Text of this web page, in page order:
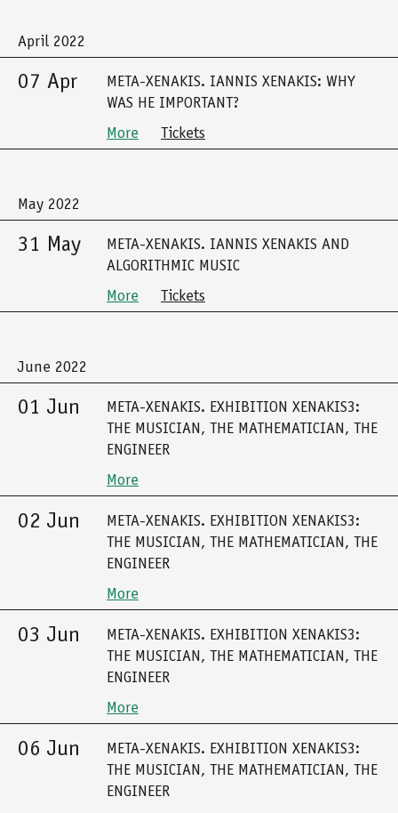
April 2022
07 Apr
META-XENAKIS. IANNIS XENAKIS: WHY
WAS HE IMPORTANT?
More
Tickets
May 2022
31 May
META-XENAKIS. IANNIS XENAKIS AND
ALGORITHMIC MUSIC
More
Tickets
June 2022
01 Jun
META-XENAKIS. EXHIBITION XENAKIS3:
THE MUSICIAN, THE MATHEMATICIAN, THE
ENGINEER
More
02 Jun
META-XENAKIS. EXHIBITION XENAKIS3:
THE MUSICIAN, THE MATHEMATICIAN, THE
ENGINEER
More
03 Jun
META-XENAKIS. EXHIBITION XENAKIS3:
THE MUSICIAN, THE MATHEMATICIAN, THE
ENGINEER
More
06 Jun
META-XENAKIS. EXHIBITION XENAKIS3:
THE MUSICIAN, THE MATHEMATICIAN, THE
ENGINEER